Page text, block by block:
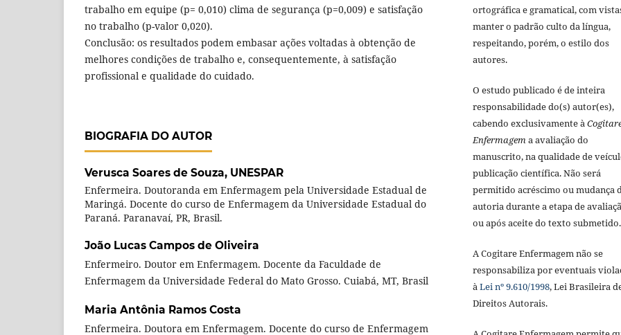
trabalho em equipe (p= 0,010) clima de segurança (p=0,009) e satisfação
no trabalho (p-valor 0,020).
Conclusão: os resultados podem embasar ações voltadas à obtenção de
melhores condições de trabalho e, consequentemente, à satisfação
profissional e qualidade do cuidado.
BIOGRAFIA DO AUTOR
Verusca Soares de Souza, UNESPAR
Enfermeira. Doutoranda em Enfermagem pela Universidade Estadual de
Maringá. Docente do curso de Enfermagem da Universidade Estadual do
Paraná. Paranavaí, PR, Brasil.
João Lucas Campos de Oliveira
Enfermeiro. Doutor em Enfermagem. Docente da Faculdade de
Enfermagem da Universidade Federal do Mato Grosso. Cuiabá, MT, Brasil
Maria Antônia Ramos Costa
Enfermeira. Doutora em Enfermagem. Docente do curso de Enfermagem
ortográfica e gramatical, com
manter o padrão culto da língua,
respeitando, porém, o estilo dos
autores.
O estudo publicado é de inteira
responsabilidade do(s) autor(es),
cabendo exclusivamente à
Enfermagema avaliação do
manuscrito, na qualidade de
publicação científica. Não será
permitido acréscimo ou mudança
autoria durante a etapa de
ou após aceite do texto submetido.
A Cogitare Enfermagem não se
responsabiliza por eventuais
àLei nº 9.610/1998, Lei Brasileira
Direitos Autorais.